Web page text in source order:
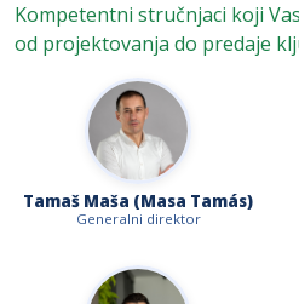
Kompetentni stručnjaci koji
od projektovanja do predaje
Tamaš Maša (Masa Tamás)
Generalni direktor